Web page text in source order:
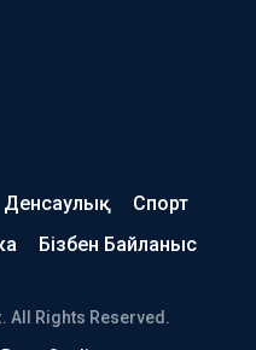
Денсаулық
Спорт
Бізбен Байланыс
All Rights Reserved.